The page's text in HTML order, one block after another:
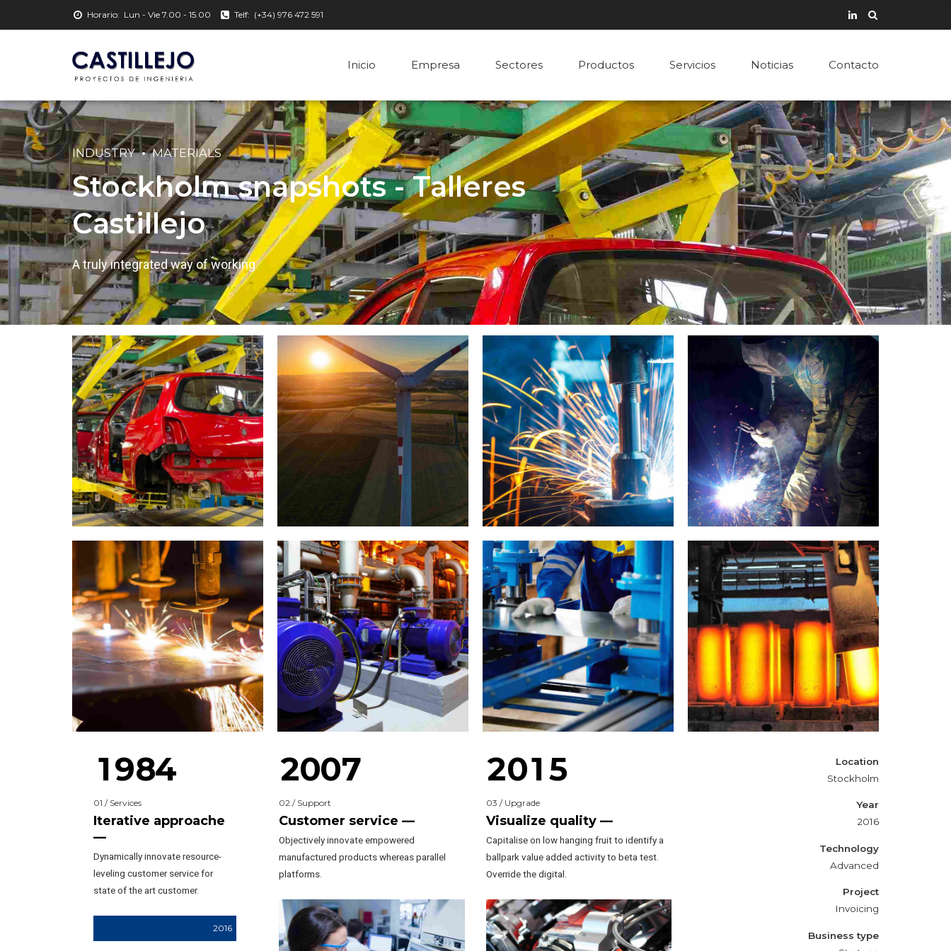
Horario: Lun - Vie 7.00 - 15.00 Telf: (+34) 976 472 591
Inicio Empresa Sectores Productos Servicios Noticias Contacto
INDUSTRY MATERIALS
Stockholm snapshots - Talleres
Castillejo
A truly integrated way of working
Car industry Wind Turbine Generators Metal works Welding
Metal works Cutting Metallurgy
0
1
2
3
4
5
0
1
2
3
4
5
6
7
8
9
0
0
1
2
3
4
5
7
8
0
0
1
3
4
5
01 / Services
Iterative approache
—
Dynamically innovate resource-
leveling customer service for
state of the art customer.
2016
0
1
2
3
4
5
0
1
2
3
4
5
0
1
2
3
4
5
0
1
2
3
4
5
6
7
0
02 / Support
Customer service —
Objectively innovate empowered
manufactured products whereas parallel
platforms.
0
1
2
3
4
5
0
1
2
3
4
5
0
1
2
3
4
5
0
1
2
3
4
5
0
03 / Upgrade
Visualize quality —
Capitalise on low hanging fruit to identify a
ballpark value added activity to beta test.
Override the digital.
Location
Stockholm
Year
2016
Technology
Advanced
Project
Invoicing
Business type